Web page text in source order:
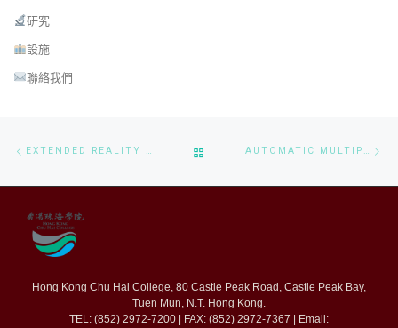
研究
設施
聯絡我們
EXTENDED REALITY ON SMART TRANSPORT AND LOGISTICS: EMBRACING INNOVATIVE THEORIES AND TECHNOLOGIES FOR ENHANCING OPERATIONAL RESILIENCE AND EFFICIENCY BACK TO POST LIST AUTOMATIC MULTIPLE LEVEL GUM DISEASE DETECTION BASED ON DEEP NEURAL NETWORK: ALGORITHM AND SYSTEM
Hong Kong Chu Hai College, 80 Castle Peak Road, Castle Peak Bay,
Tuen Mun, N.T. Hong Kong.
TEL: (852) 2972-7200 | FAX: (852) 2972-7367 | Email: